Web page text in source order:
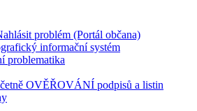
problém (Portál občana)
informační systém
problematika
OVĚŘOVÁNÍ podpisů a listin